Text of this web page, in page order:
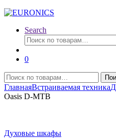
Search
Искать:
0
Искать:
ГлавнаяВстраиваемая техника
Oasis D-MTB
Духовые шкафы